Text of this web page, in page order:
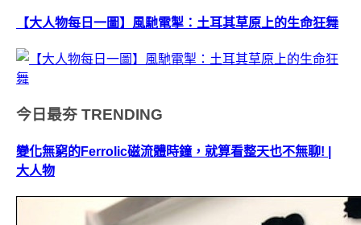
【大人物每日一圖】風馳電掣：土耳其草原上的生命狂舞
今日最夯 TRENDING
變化無窮的Ferrolic磁流體時鐘，就算看整天也不無聊! |
大人物